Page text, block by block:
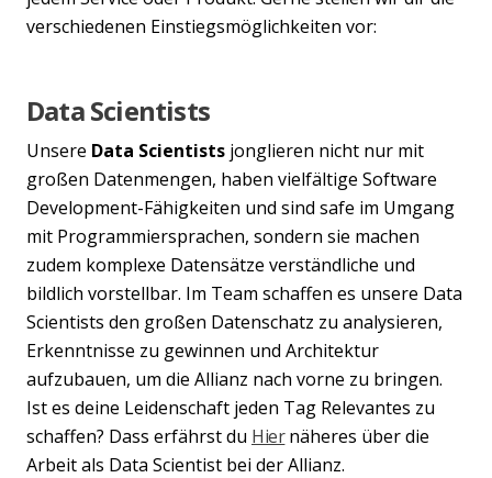
verschiedenen Einstiegsmöglichkeiten vor:
Data Scientists
Unsere Data Scientists jonglieren nicht nur mit
großen Datenmengen, haben vielfältige Software
Development-Fähigkeiten und sind safe im Umgang
mit Programmiersprachen, sondern sie machen
zudem komplexe Datensätze verständliche und
bildlich vorstellbar. Im Team schaffen es unsere Data
Scientists den großen Datenschatz zu analysieren,
Erkenntnisse zu gewinnen und Architektur
aufzubauen, um die Allianz nach vorne zu bringen.
Ist es deine Leidenschaft jeden Tag Relevantes zu
schaffen? Dass erfährst du Hiernäheres über die
Arbeit als Data Scientist bei der Allianz.